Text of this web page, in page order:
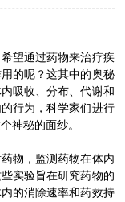
望通过药物来治疗疾
的呢？这其中的奥秘
吸收、分布、代谢和
行为，科学家们进行
神秘的面纱。
物，监测药物在体内
实验旨在研究药物的
的消除速率和药效持